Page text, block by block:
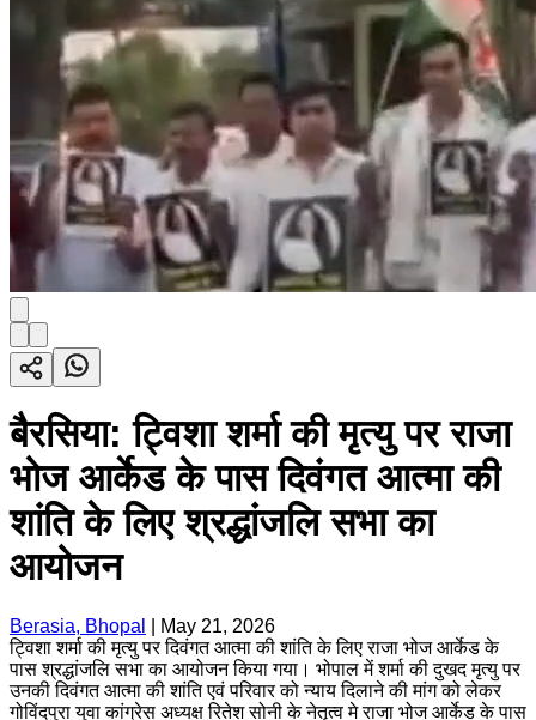
बैरसिया: ट्विशा शर्मा की मृत्यु पर राजा
भोज आर्केड के पास दिवंगत आत्मा की
शांति के लिए श्रद्धांजलि सभा का
आयोजन
Berasia, Bhopal
May 21, 2026
ट्विशा शर्मा की मृत्यु पर दिवंगत आत्मा की शांति के लिए राजा भोज आर्केड के
पास श्रद्धांजलि सभा का आयोजन किया गया। भोपाल में शर्मा की दुखद मृत्यु पर
उनकी दिवंगत आत्मा की शांति एवं परिवार को न्याय दिलाने की मांग को लेकर
गोविंदपुरा युवा कांग्रेस अध्यक्ष रितेश सोनी के नेतृत्व मे राजा भोज आर्केड के पास